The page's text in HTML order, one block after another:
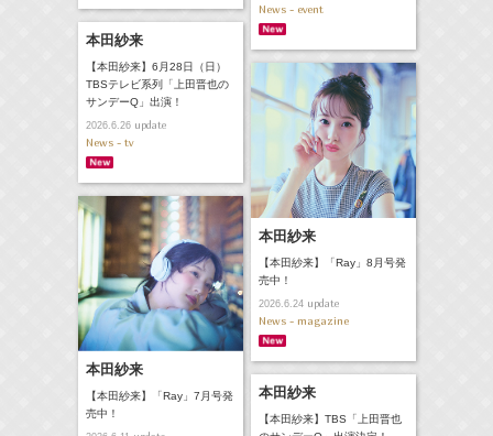
News - event
本田紗来
【本田紗来】6月28日（日）
TBSテレビ系列「上田晋也の
サンデーQ」出演！
2026.6.26update
News - tv
本田紗来
【本田紗来】「Ray」8月号発
売中！
2026.6.24update
News - magazine
本田紗来
【本田紗来】「Ray」7月号発
売中！
本田紗来
【本田紗来】TBS「上田晋也